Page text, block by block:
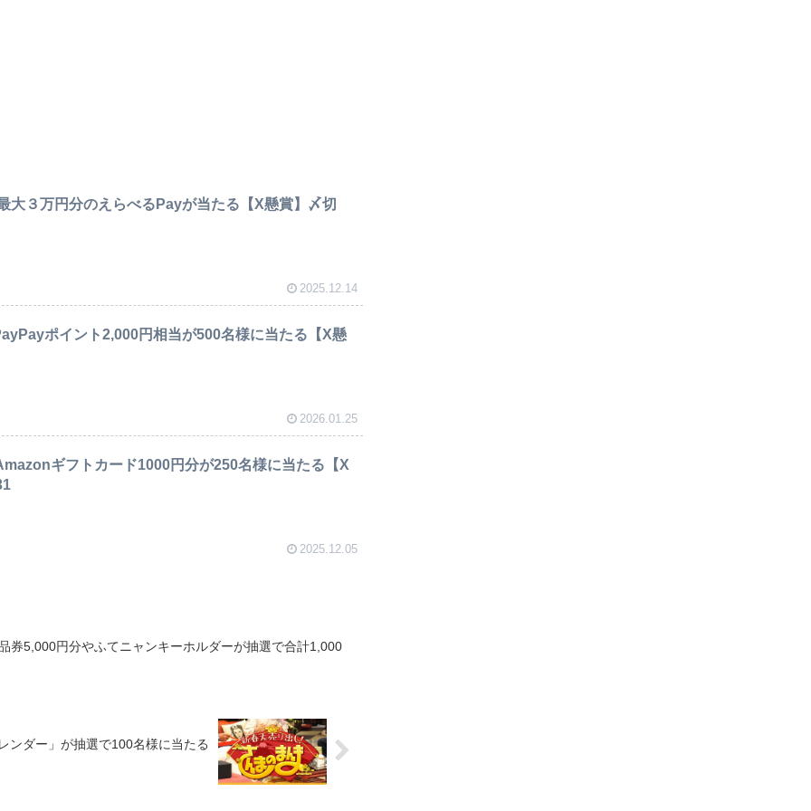
大３万円分のえらべるPayが当たる【X懸賞】〆切
2025.12.14
ポイント2,000円相当が500名様に当たる【X懸
2026.01.25
ギフトカード1000円分が250名様に当たる【X
2025.12.05
券5,000円分やふてニャンキーホルダーが抽選で合計1,000
ンダー」が抽選で100名様に当たる